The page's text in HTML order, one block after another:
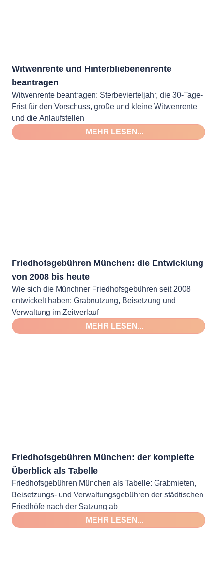
Witwenrente und Hinterbliebenenrente
beantragen
Witwenrente beantragen: Sterbevierteljahr, die 30-Tage-
Frist für den Vorschuss, große und kleine Witwenrente
und die Anlaufstellen
MEHR LESEN...
Friedhofsgebühren München: die Entwicklung
von 2008 bis heute
Wie sich die Münchner Friedhofsgebühren seit 2008
entwickelt haben: Grabnutzung, Beisetzung und
Verwaltung im Zeitverlauf
MEHR LESEN...
Friedhofsgebühren München: der komplette
Überblick als Tabelle
Friedhofsgebühren München als Tabelle: Grabmieten,
Beisetzungs- und Verwaltungsgebühren der städtischen
Friedhöfe nach der Satzung ab
MEHR LESEN...